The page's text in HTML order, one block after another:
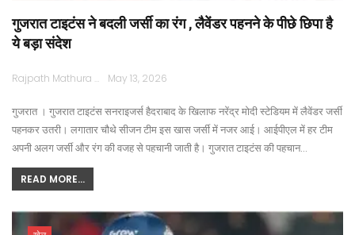
गुजरात टाइटंस ने बदली जर्सी का रंग , लैवेंडर पहनने के पीछे छिपा है
ये बड़ा संदेश
Rajpath Mathura May 13, 2026
गुजरात । गुजरात टाइटंस सनराइजर्स हैदराबाद के खिलाफ नरेंद्र मोदी स्टेडियम में लैवेंडर जर्सी
पहनकर उतरी। लगातार चौथे सीजन टीम इस खास जर्सी में नजर आई। आईपीएल में हर टीम
अपनी अलग जर्सी और रंग की वजह से पहचानी जाती है। गुजरात टाइटंस की पहचान…
READ MORE...